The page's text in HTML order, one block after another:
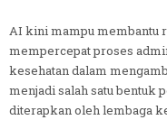
AI kini mampu membantu
mempercepat proses
kesehatan dalam
menjadi salah satu bentuk
diterapkan oleh lembaga